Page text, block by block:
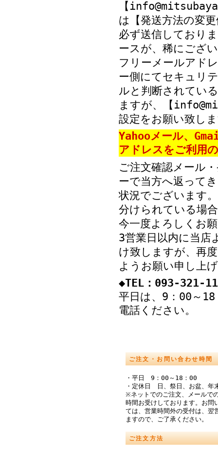
【
は【発送方法の変
必ず送信しており
ースが、稀にござ
フリーメールアド
ー側にてセキュリ
ルと判断されてい
ますが、【
設定をお願い致し
Yahooメール、
アドレスをご利用
ご注文確認メール
ーで当方へ返って
状況でございます
分けられている場
今一度よろしくお
3営業日以内に当店
け致しますが、再
ようお願い申し上
◆TEL：093-321-
平日は、9：00～
電話ください。
ご注文・お問い合わせ時間
・平日 9：00～18：00
・定休日 日、祭日、お盆、年
※ネットでのご注文、メールで
時間お受けしております。お問
ては、営業時間外の受付は、翌
ますので、ご了承ください。
ご注文方法